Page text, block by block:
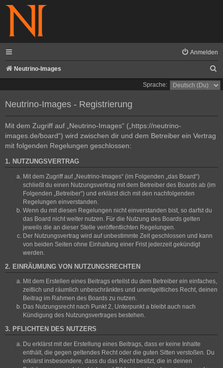
Anmelden
Neutrino-Images
u
Sprache:
Neutrino-Images - Registrierung
Mit dem Zugriff auf „Neutrino-Images“ („https://neutrino-
images.de/board“) wird zwischen dir und dem Betreiber ein Vertrag
mit folgenden Regelungen geschlossen:
1. NUTZUNGSVERTRAG
Mit dem Zugriff auf „Neutrino-Images“ (im Folgenden „das Board“)
schließt du einen Nutzungsvertrag mit dem Betreiber des Boards ab (im
Folgenden „Betreiber“) und erklärst dich mit den nachfolgenden
Regelungen einverstanden.
Wenn du mit diesen Regelungen nicht einverstanden bist, so darfst du
das Board nicht weiter nutzen. Für die Nutzung des Boards gelten
jeweils die an dieser Stelle veröffentlichten Regelungen.
Der Nutzungsvertrag wird auf unbestimmte Zeit geschlossen und kann
von beiden Seiten ohne Einhaltung einer Frist jederzeit gekündigt
werden.
2. EINRÄUMUNG VON NUTZUNGSRECHTEN
Mit dem Erstellen eines Beitrags erteilst du dem Betreiber ein einfaches,
zeitlich und räumlich unbeschränktes und unentgeltliches Recht, deinen
Beitrag im Rahmen des Boards zu nutzen.
Das Nutzungsrecht nach Punkt 2, Unterpunkt a bleibt auch nach
Kündigung des Nutzungsvertrages bestehen.
3. PFLICHTEN DES NUTZERS
Du erklärst mit der Erstellung eines Beitrags, dass er keine Inhalte
enthält, die gegen geltendes Recht oder die guten Sitten verstoßen. Du
erklärst insbesondere, dass du das Recht besitzt, die in deinen